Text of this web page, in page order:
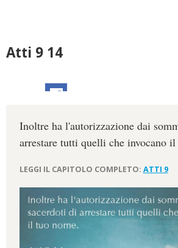
Atti 9 14
Inoltre ha l'autorizzazione dai
arrestare tutti quelli che invocano il
LEGGI IL CAPITOLO COMPLETO: ATTI 9